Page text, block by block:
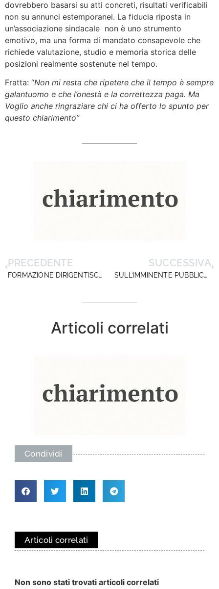
dovrebbero basarsi su atti concreti, risultati verificabili
non su annunci estemporanei. La fiducia riposta in
un’associazione sindacale non è uno strumento
emotivo, ma una forma di mandato consapevole che
richiede valutazione, studio e memoria storica delle
posizioni realmente sostenute nel tempo.
Fratta: “Non mi resta che ripetere che il tempo è sempre
galantuomo e che l’onestà e la correttezza paga. Ma
Voglio anche ringraziare chi ci ha offerto lo spunto per
questo chiarimento”
PRECEDENTE
FORMAZIONE DIRIGENTISCUOLA: AL VIA L’INTENSO PROGRAMMA DI FEBBRAIO
SUCCESSIVA
SULL’IMMINENTE PUBBLICAZIONE DEGLI ESITI …
Articoli correlati
Condividi
Articoli correlati
Non sono stati trovati articoli correlati